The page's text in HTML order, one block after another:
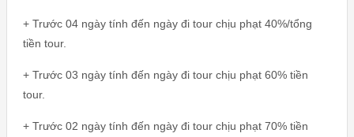
+ Trước 04 ngày tính đến ngày đi tour chịu phạt 40%/tổng
tiền tour.
+ Trước 03 ngày tính đến ngày đi tour chịu phạt 60% tiền
tour.
+ Trước 02 ngày tính đến ngày đi tour chịu phạt 70% tiền